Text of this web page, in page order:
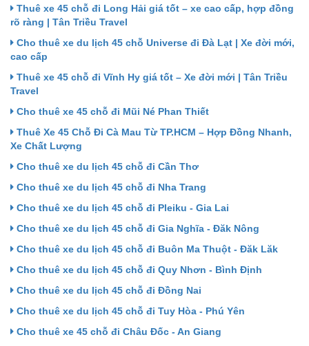
Thuê xe 45 chỗ đi Long Hải giá tốt – xe cao cấp, hợp đồng
rõ ràng | Tân Triều Travel
Cho thuê xe du lịch 45 chỗ Universe đi Đà Lạt | Xe đời mới,
cao cấp
Thuê xe 45 chỗ đi Vĩnh Hy giá tốt – Xe đời mới | Tân Triều
Travel
Cho thuê xe 45 chỗ đi Mũi Né Phan Thiết
Thuê Xe 45 Chỗ Đi Cà Mau Từ TP.HCM – Hợp Đồng Nhanh,
Xe Chất Lượng
Cho thuê xe du lịch 45 chỗ đi Cần Thơ
Cho thuê xe du lịch 45 chỗ đi Nha Trang
Cho thuê xe du lịch 45 chỗ đi Pleiku - Gia Lai
Cho thuê xe du lịch 45 chỗ đi Gia Nghĩa - Đăk Nông
Cho thuê xe du lịch 45 chỗ đi Buôn Ma Thuột - Đăk Lăk
Cho thuê xe du lịch 45 chỗ đi Quy Nhơn - Bình Định
Cho thuê xe du lịch 45 chỗ đi Đồng Nai
Cho thuê xe du lịch 45 chỗ đi Tuy Hòa - Phú Yên
Cho thuê xe 45 chỗ đi Châu Đốc - An Giang